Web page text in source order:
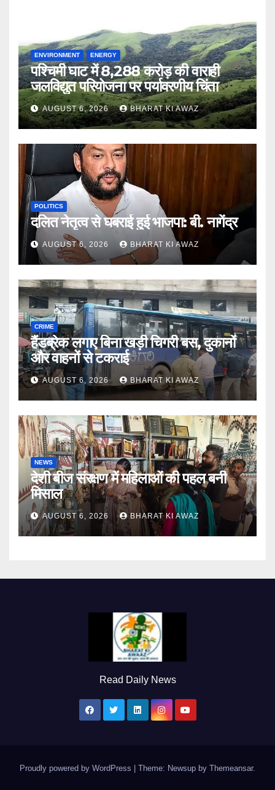
ENVIRONMENT ENERGY
पश्चिमी घाट में 8,288 करोड़ की वाराही
जलविद्युत परियोजना पर पर्यावरणीय चिंता
AUGUST 6, 2026 BHARAT KI AWAZ
POLITICS
दलित नेतृत्व से घबराई हुई भाजपा: बी. नागेंद्र
AUGUST 6, 2026 BHARAT KI AWAZ
CRIME
हैंडब्रेक लगाए बिना खड़ी चिगरी बस, दुकानों
और वाहनों से टकराई
AUGUST 6, 2026 BHARAT KI AWAZ
NEWS
देशी बीज संरक्षण में महिलाओं की पहल बनी
मिसाल
AUGUST 6, 2026 BHARAT KI AWAZ
Read Daily News
Proudly powered by WordPress Theme: Newsup by Themeansar.